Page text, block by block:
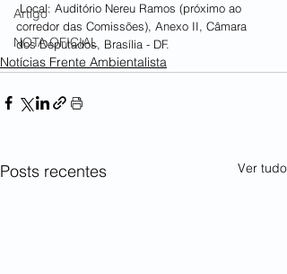
Artigo
NOTA OFICIAL
Local: Auditório Nereu Ramos (próximo ao
corredor das Comissões), Anexo II, Câmara
dos Deputados, Brasília - DF.
Notícias Frente Ambientalista
Posts recentes Ver tudo